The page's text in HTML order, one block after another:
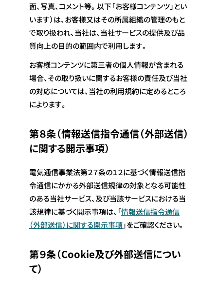
面、写真、コメント等。以下「お客様コンテンツ」とい
います）は、お客様又はその所属組織の管理のもと
で取り扱われ、当社は、当社サービスの提供及び品
質向上の目的の範囲内で利用します。
お客様コンテンツに第三者の個人情報が含まれる
場合、その取り扱いに関するお客様の責任及び当社
の対応については、当社の利用規約に定めるところ
によります。
第８条（情報送信指令通信（外部送信）
に関する開示事項）
電気通信事業法第２７条の１２に基づく情報送信指
令通信にかかる外部送信規律の対象となる可能性
のある当社サービス、及び当該サービスにおける当
該規律に基づく開示事項は、「情報送信指令通信
（外部送信）に関する開示事項」をご確認ください。
第９条（Cookie及び外部送信につい
て）